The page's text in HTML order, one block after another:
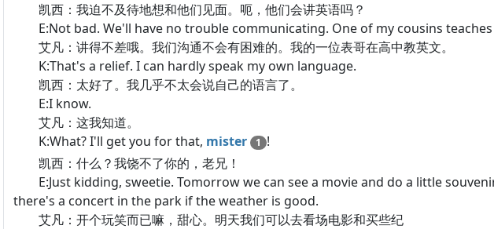
凯西：我迫不及待地想和他们见面。呃，他们会讲英语吗？
E:Not bad. We'll have no trouble communicating. One of my cousins teaches
艾凡：讲得不差哦。我们沟通不会有困难的。我的一位表哥在高中教英文。
K:That's a relief. I can hardly speak my own language.
凯西：太好了。我几乎不太会说自己的语言了。
E:I know.
艾凡：这我知道。
K:What? I'll get you for that, mister 1 !
凯西：什么？我饶不了你的，老兄！
E:Just kidding, sweetie. Tomorrow we can see a movie and do a little
there's a concert in the park if the weather is good.
艾凡：开个玩笑而已嘛，甜心。明天我们可以去看场电影和买些纪